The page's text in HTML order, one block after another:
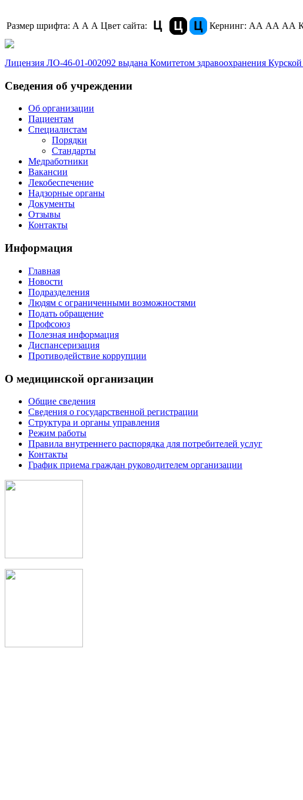
Размер шрифта: A A A Цвет сайта: Кернинг: АА АА АА
Лицензия ЛО-46-01-002092 выдана Комитетом здравоохранения Курской
Сведения об учреждении
Об организации
Пациентам
Специалистам
Порядки
Стандарты
Медработники
Вакансии
Лекобеспечение
Надзорные органы
Документы
Отзывы
Контакты
Информация
Главная
Новости
Подразделения
Людям с ограниченными возможностями
Подать обращение
Профсоюз
Полезная информация
Диспансеризация
Противодействие коррупции
О медицинской организации
Общие сведения
Сведения о государственной регистрации
Структура и органы управления
Режим работы
Правила внутреннего распорядка для потребителей услуг
Контакты
График приема граждан руководителем организации